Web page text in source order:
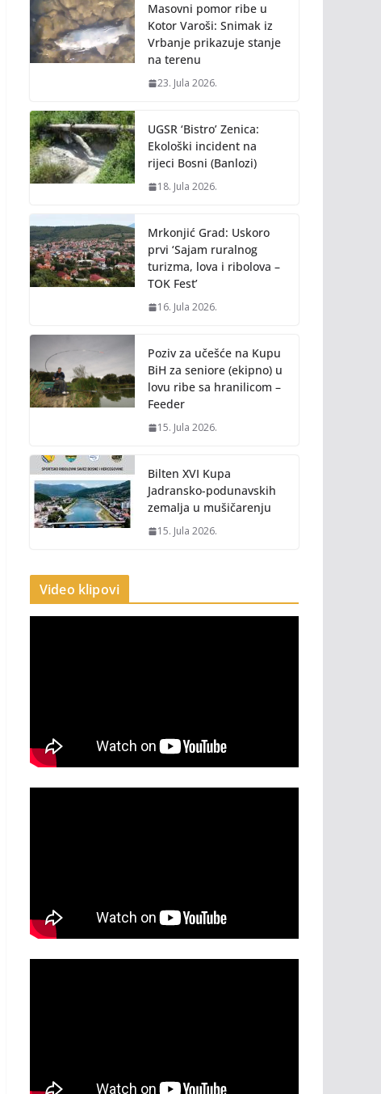
Masovni pomor ribe u
Kotor Varoši: Snimak iz
Vrbanje prikazuje stanje
na terenu
23. Jula 2026.
UGSR ‘Bistro’ Zenica:
Ekološki incident na
rijeci Bosni (Banlozi)
18. Jula 2026.
Mrkonjić Grad: Uskoro
prvi ‘Sajam ruralnog
turizma, lova i ribolova –
TOK Fest’
16. Jula 2026.
Poziv za učešće na Kupu
BiH za seniore (ekipno) u
lovu ribe sa hranilicom –
Feeder
15. Jula 2026.
Bilten XVI Kupa
Jadransko-podunavskih
zemalja u mušičarenju
15. Jula 2026.
Video klipovi